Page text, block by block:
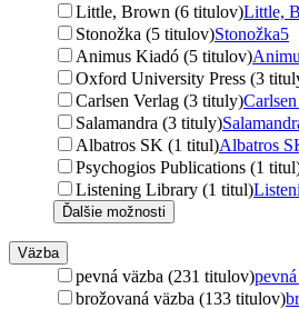
Little, Brown (6 titulov)Little,
Stonožka (5 titulov)Stonožka5
Animus Kiadó (5 titulov)
Oxford University Press (3
Carlsen Verlag (3 tituly)
Salamandra (3 tituly)
Albatros SK (1 titul)Albatros
Psychogios Publications (1
Listening Library (1 titul)
Ďalšie možnosti
Väzba
pevná väzba (231 titulov)
brožovaná väzba (133 titulov)